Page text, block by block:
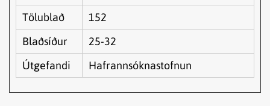
Tölublað
152
Blaðsíður
25-32
Útgefandi
Hafrannsóknastofnun